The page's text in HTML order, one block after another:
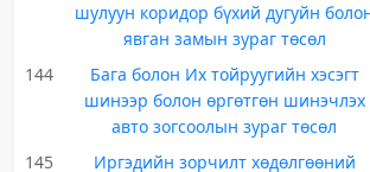
шулуун коридор бүхий дугуйн
явган замын зураг төсөл
144
Бага болон Их тойруугийн хэсэгт
шинээр болон өргөтгөн шинэчлэх
авто зогсоолын зураг төсөл
145
Иргэдийн зорчилт хөдөлгөөний